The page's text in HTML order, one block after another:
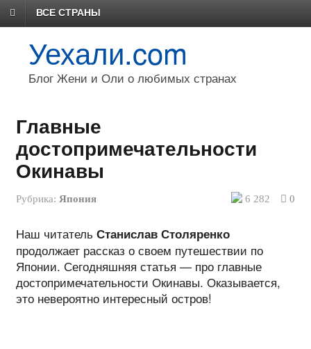
ВСЕ СТРАНЫ
Уехали.com
Блог Жени и Оли о любимых странах
Главные
достопримечательности
Окинавы
Рубрика: Япония 6 282 0
Наш читатель Станислав Столяренко
продолжает рассказ о своем путешествии по
Японии. Сегодняшняя статья — про главные
достопримечательности Окинавы. Оказывается,
это невероятно интересный остров!